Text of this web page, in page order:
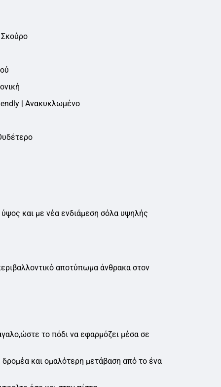
| Ανακυκλωμένο
και με νέα ενδιάμεση σόλα υψηλής
αποτύπωμα άνθρακα στον
το πόδι να εφαρμόζει μέσα σε
και ομαλότερη μετάβαση από το ένα